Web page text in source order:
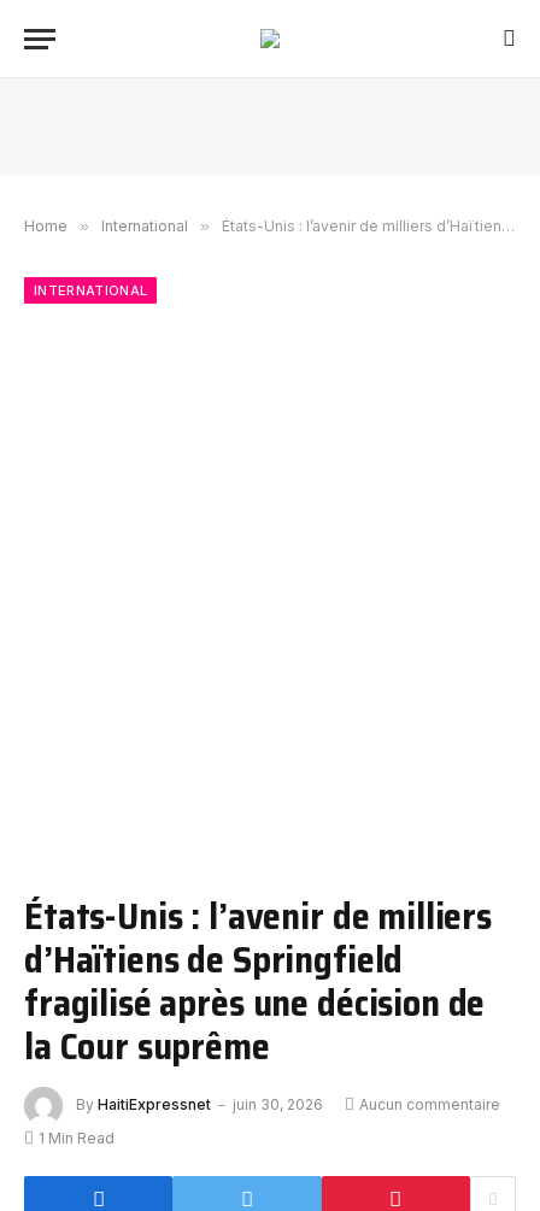
Home » International » États-Unis : l’avenir de milliers d’Haïtiens de Springfield fragilisé après une décision de la Cour suprême
INTERNATIONAL
États-Unis : l’avenir de milliers
d’Haïtiens de Springfield
fragilisé après une décision de
la Cour suprême
By HaitiExpressnet juin 30, 2026
Aucun commentaire
1 Min Read